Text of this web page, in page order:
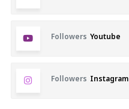
Followers Youtube
Followers Instagram